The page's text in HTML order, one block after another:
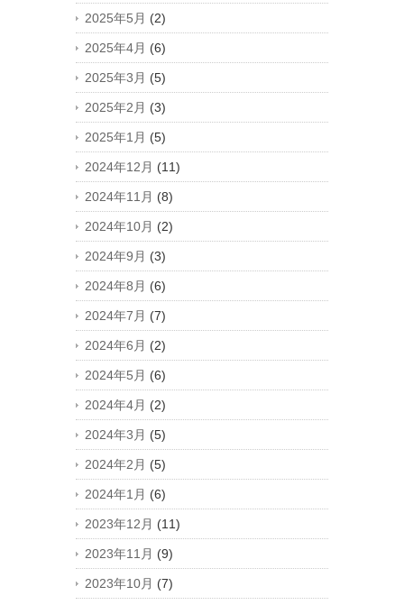
2025年5月 (2)
2025年4月 (6)
2025年3月 (5)
2025年2月 (3)
2025年1月 (5)
2024年12月 (11)
2024年11月 (8)
2024年10月 (2)
2024年9月 (3)
2024年8月 (6)
2024年7月 (7)
2024年6月 (2)
2024年5月 (6)
2024年4月 (2)
2024年3月 (5)
2024年2月 (5)
2024年1月 (6)
2023年12月 (11)
2023年11月 (9)
2023年10月 (7)